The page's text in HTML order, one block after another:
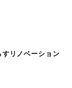
すリノベーション